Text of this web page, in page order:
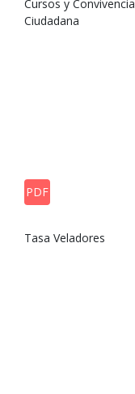
Cursos y Convivencia
Ciudadana
PDF
Tasa Veladores